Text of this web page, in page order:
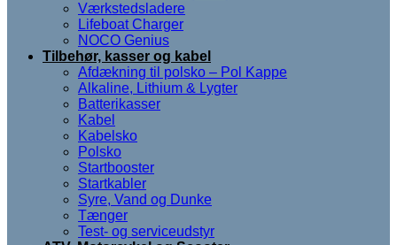
Værkstedsladere
Lifeboat Charger
NOCO Genius
Tilbehør, kasser og kabel
Afdækning til polsko – Pol Kappe
Alkaline, Lithium & Lygter
Batterikasser
Kabel
Kabelsko
Polsko
Startbooster
Startkabler
Syre, Vand og Dunke
Tænger
Test- og serviceudstyr